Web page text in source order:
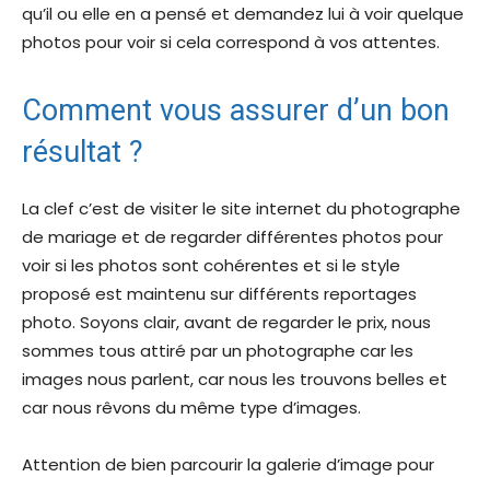
qu’il ou elle en a pensé et demandez lui à voir quelque
photos pour voir si cela correspond à vos attentes.
Comment vous assurer d’un bon
résultat ?
La clef c’est de visiter le site internet du photographe
de mariage et de regarder différentes photos pour
voir si les photos sont cohérentes et si le style
proposé est maintenu sur différents reportages
photo. Soyons clair, avant de regarder le prix, nous
sommes tous attiré par un photographe car les
images nous parlent, car nous les trouvons belles et
car nous rêvons du même type d’images.
Attention de bien parcourir la galerie d’image pour